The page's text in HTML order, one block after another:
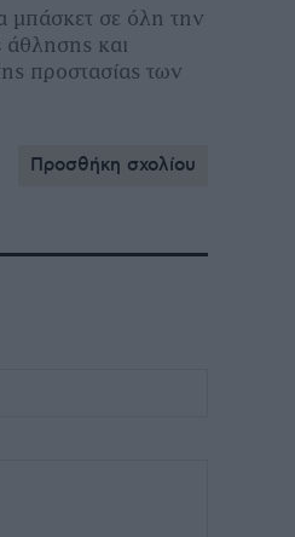
μπάσκετ σε όλη την
και
προστασίας των
Προσθήκη σχολίου